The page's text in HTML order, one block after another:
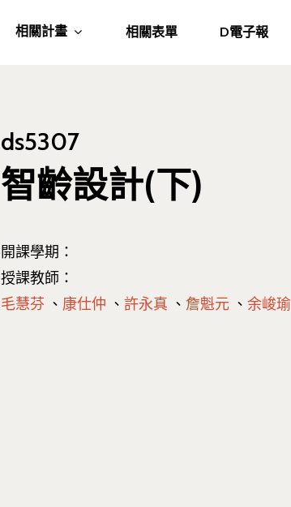
相關計畫 相關表單 D電子報
ds5307
智齡設計(下)
開課學期：
授課教師：
毛慧芬 、 康仕仲 、 許永真 、 詹魁元 、 余峻瑜